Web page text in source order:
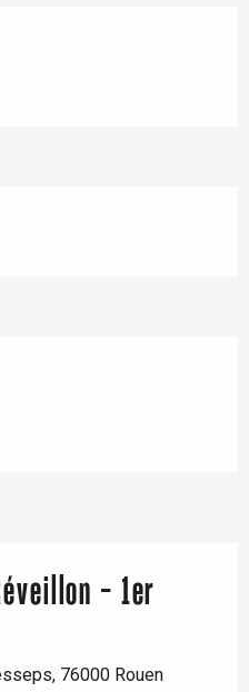
- 1er
76000 Rouen